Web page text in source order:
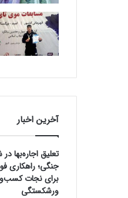
آخرین اخبار
تعلیق اجاره‌بها
جنگی؛ راهکاری
برای نجات
ورشکستگی